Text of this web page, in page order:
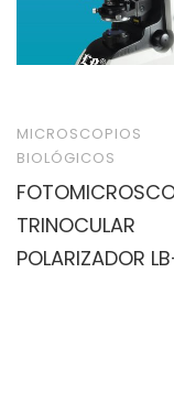
MICROSCOPIOS
BIOLÓGICOS
TRINOCULAR
POLARIZADOR